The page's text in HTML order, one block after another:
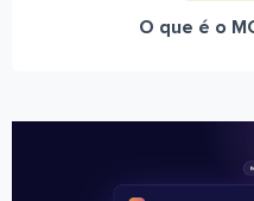
O que é o